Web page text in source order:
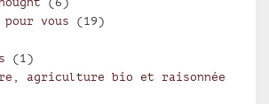
vous (19)
(1)
agriculture bio et raisonnée